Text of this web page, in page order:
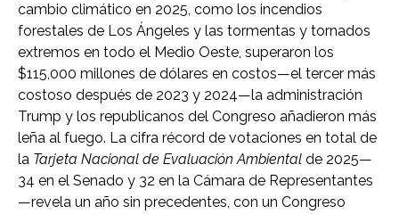
cambio climático en 2025, como los incendios
forestales de Los Ángeles y las tormentas y tornados
extremos en todo el Medio Oeste, superaron los
$115,000 millones de dólares en costos—el tercer más
costoso después de 2023 y 2024—la administración
Trump y los republicanos del Congreso añadieron más
leña al fuego. La cifra récord de votaciones en total de
la Tarjeta Nacional de Evaluación Ambiental de 2025—
34 en el Senado y 32 en la Cámara de Representantes
—revela un año sin precedentes, con un Congreso